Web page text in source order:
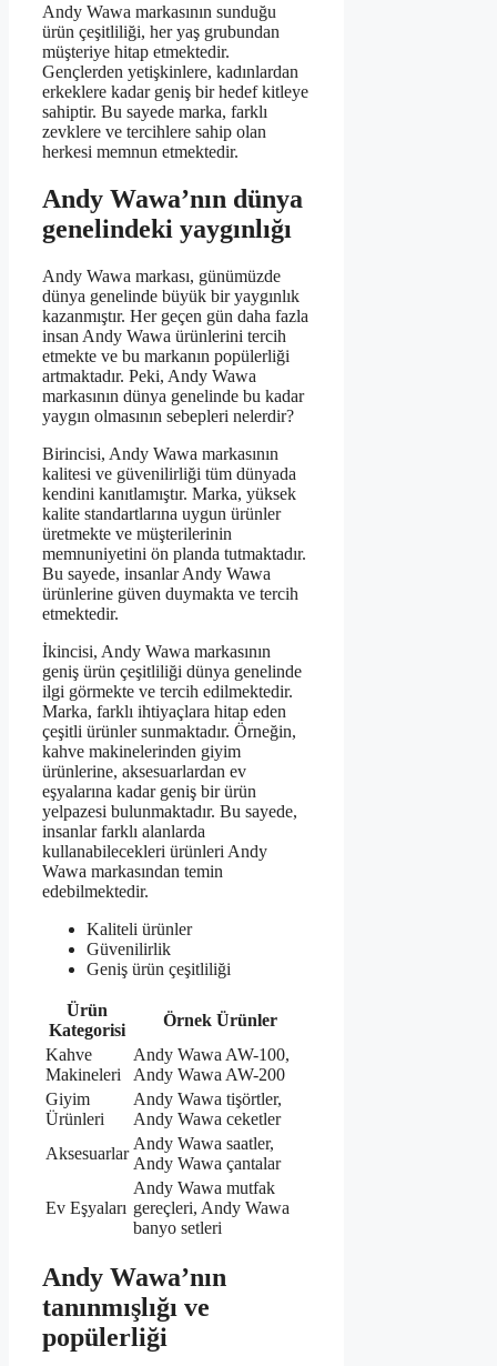
Andy Wawa markasının sunduğu
ürün çeşitliliği, her yaş grubundan
müşteriye hitap etmektedir.
Gençlerden yetişkinlere, kadınlardan
erkeklere kadar geniş bir hedef kitleye
sahiptir. Bu sayede marka, farklı
zevklere ve tercihlere sahip olan
herkesi memnun etmektedir.
Andy Wawa’nın dünya
genelindeki yaygınlığı
Andy Wawa markası, günümüzde
dünya genelinde büyük bir yaygınlık
kazanmıştır. Her geçen gün daha fazla
insan Andy Wawa ürünlerini tercih
etmekte ve bu markanın popülerliği
artmaktadır. Peki, Andy Wawa
markasının dünya genelinde bu kadar
yaygın olmasının sebepleri nelerdir?
Birincisi, Andy Wawa markasının
kalitesi ve güvenilirliği tüm dünyada
kendini kanıtlamıştır. Marka, yüksek
kalite standartlarına uygun ürünler
üretmekte ve müşterilerinin
memnuniyetini ön planda tutmaktadır.
Bu sayede, insanlar Andy Wawa
ürünlerine güven duymakta ve tercih
etmektedir.
İkincisi, Andy Wawa markasının
geniş ürün çeşitliliği dünya genelinde
ilgi görmekte ve tercih edilmektedir.
Marka, farklı ihtiyaçlara hitap eden
çeşitli ürünler sunmaktadır. Örneğin,
kahve makinelerinden giyim
ürünlerine, aksesuarlardan ev
eşyalarına kadar geniş bir ürün
yelpazesi bulunmaktadır. Bu sayede,
insanlar farklı alanlarda
kullanabilecekleri ürünleri Andy
Wawa markasından temin
edebilmektedir.
Kaliteli ürünler
Güvenilirlik
Geniş ürün çeşitliliği
Ürün
Kategorisi
Örnek Ürünler
Kahve
Makineleri
Andy Wawa AW-100,
Andy Wawa AW-200
Giyim
Ürünleri
Andy Wawa tişörtler,
Andy Wawa ceketler
Aksesuarlar
Andy Wawa saatler,
Andy Wawa çantalar
Ev Eşyaları
Andy Wawa mutfak
gereçleri, Andy Wawa
banyo setleri
Andy Wawa’nın
tanınmışlığı ve
popülerliği